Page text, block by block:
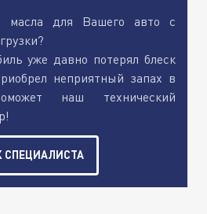
масла для Вашего авто с
уже давно потерял блеск
неприятный запах в
наш технический
СПЕЦИАЛИСТА